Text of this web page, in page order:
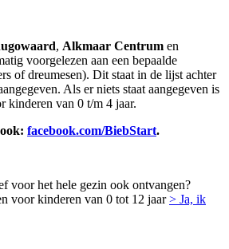
, Alkmaar Centrum en
voorgelezen aan een bepaalde
of dreumesen). Dit staat in de lijst achter
Als er niets staat aangegeven is
kinderen van 0 t/m 4 jaar.
facebook.com/BiebStart.
voor het hele gezin ook ontvangen?
voor kinderen van 0 tot 12 jaar> Ja, ik